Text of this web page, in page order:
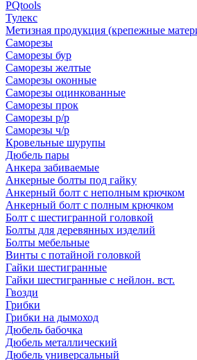
PQtools
Тулекс
Метизная продукция (крепежные
Саморезы
Саморезы бур
Саморезы желтые
Саморезы оконные
Саморезы оцинкованные
Саморезы прок
Саморезы р/р
Саморезы ч/р
Кровельные шурупы
Дюбель пары
Анкера забиваемые
Анкерные болты под гайку
Анкерный болт с неполным крючком
Анкерный болт с полным крючком
Болт с шестигранной головкой
Болты для деревянных изделий
Болты мебельные
Винты с потайной головкой
Гайки шестигранные
Гайки шестигранные с нейлон. вст.
Гвозди
Грибки
Грибки на дымоход
Дюбель бабочка
Дюбель металлический
Дюбель универсальный